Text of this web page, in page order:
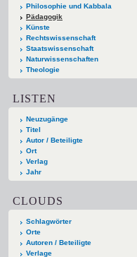
Philosophie und Kabbala
Pädagogik
Künste
Rechtswissenschaft
Staatswissenschaft
Naturwissenschaften
Theologie
LISTEN
Neuzugänge
Titel
Autor / Beteiligte
Ort
Verlag
Jahr
CLOUDS
Schlagwörter
Orte
Autoren / Beteiligte
Verlage